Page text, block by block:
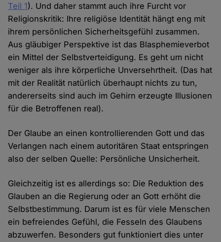
Teil 1). Und daher stammt auch ihre Furcht vor
Religionskritik: Ihre religiöse Identität hängt eng mit
ihrem persönlichen Sicherheitsgefühl zusammen.
Aus gläubiger Perspektive ist das Blasphemieverbot
ein Mittel der Selbstverteidigung. Es geht um nicht
weniger als ihre körperliche Unversehrtheit. (Das hat
mit der Realität natürlich überhaupt nichts zu tun,
andererseits sind auch im Gehirn erzeugte Illusionen
für die Betroffenen real).
Der Glaube an einen kontrollierenden Gott und das
Verlangen nach einem autoritären Staat entspringen
also der selben Quelle: Persönliche Unsicherheit.
Gleichzeitig ist es allerdings so: Die Reduktion des
Glauben an die Regierung oder an Gott erhöht die
Selbstbestimmung. Darum ist es für viele Menschen
ein befreiendes Gefühl, die Fesseln des Glaubens
abzuwerfen. Besonders gut funktioniert dies unter